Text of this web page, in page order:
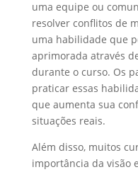
uma equipe ou
resolver conflitos de
uma habilidade que
aprimorada através
durante o curso. Os
praticar essas
que aumenta sua
situações reais.
Além disso, muitos
importância da visão